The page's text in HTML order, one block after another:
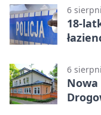
6
18-
6